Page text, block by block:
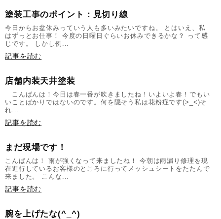
塗装工事のポイント：見切り線
今日からお盆休みっていう人も多いみたいですね。 とはいえ、私
はずっとお仕事！ 今度の日曜日ぐらいお休みできるかな？ って感
じです。 しかし例...
記事を読む
店舗内装天井塗装
こんばんは！今日は春一番が吹きましたね！いよいよ春！でもい
いことばかりではないのです。何を隠そう私は花粉症です(>_<)そ
れ...
記事を読む
まだ現場です！
こんばんは！ 雨が強くなって来ましたね！ 今朝は雨漏り修理を現
在進行しているお客様のところに行ってメッシュシートをたたんで
来ました。 こんな...
記事を読む
腕を上げたな(^_^)